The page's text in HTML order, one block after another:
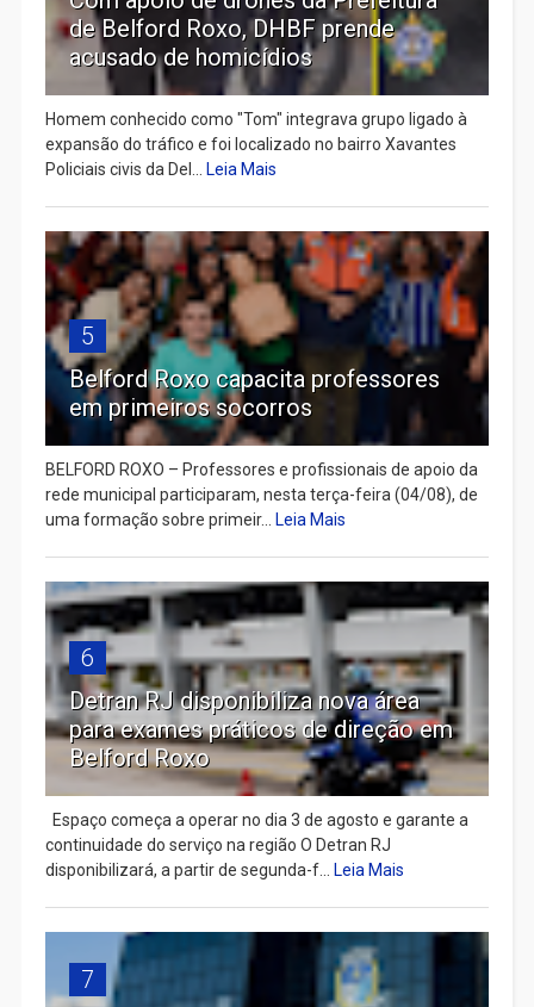
de Belford Roxo, DHBF prende
acusado de homicídios
Homem conhecido como "Tom" integrava grupo ligado à
expansão do tráfico e foi localizado no bairro Xavantes
Policiais civis da Del... Leia Mais
5
Belford Roxo capacita professores
em primeiros socorros
BELFORD ROXO – Professores e profissionais de apoio da
rede municipal participaram, nesta terça-feira (04/08), de
uma formação sobre primeir... Leia Mais
6
Detran RJ disponibiliza nova área
para exames práticos de direção em
Belford Roxo
Espaço começa a operar no dia 3 de agosto e garante a
continuidade do serviço na região O Detran RJ
disponibilizará, a partir de segunda-f... Leia Mais
7